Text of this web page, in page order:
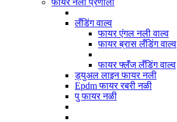
फायर नली प्रणाली
लँडिंग वाल्व
फायर एंगल नली वाल्व
फायर ब्रास लँडिंग वाल्व
फायर फ्लॅंज लँडिंग वाल्व
ड्युअल लाइन फायर नली
Epdm फायर रबरी नळी
पु फायर नळी